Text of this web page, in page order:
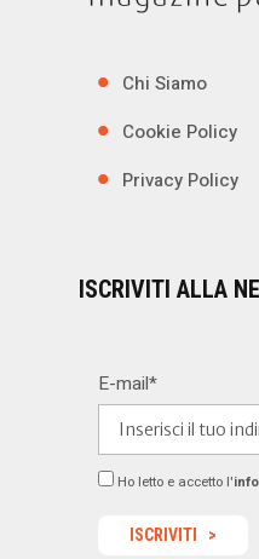
Chi Siamo
Cookie Policy
Privacy Policy
ISCRIVITI ALLA
E-mail*
Ho letto e accetto l'